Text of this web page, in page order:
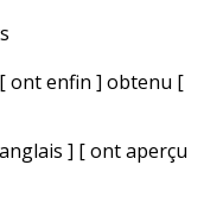
ont enfin ] obtenu [
] [ ont aperçu